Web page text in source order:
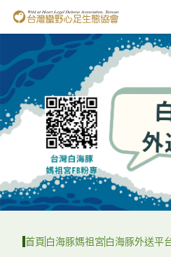
台灣蠻野心足生態協會
認識蠻野
議題與行動
環境教育
白海豚媽祖宮
支持蠻野
English
臉書
首頁 白海豚媽祖宮 白海豚外送平